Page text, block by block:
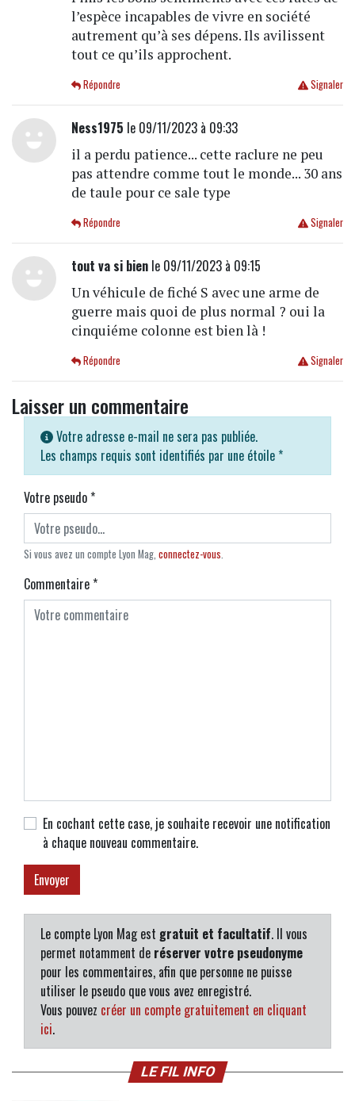
l’espèce incapables de vivre en société
autrement qu’à ses dépens. Ils avilissent
tout ce qu’ils approchent.
Signaler
Répondre
Ness1975 le 09/11/2023 à 09:33
il a perdu patience... cette raclure ne peu
pas attendre comme tout le monde... 30 ans
de taule pour ce sale type
Signaler
Répondre
tout va si bienle 09/11/2023 à 09:15
Un véhicule de fiché S avec une arme de
guerre mais quoi de plus normal ? oui la
cinquiéme colonne est bien là !
Signaler
Répondre
Laisser un commentaire
Votre adresse e-mail ne sera pas publiée.
Les champs requis sont identifiés par une étoile *
Votre pseudo*
Si vous avez un compte Lyon Mag, connectez-vous.
Commentaire*
En cochant cette case, je souhaite recevoir une notification
à chaque nouveau commentaire.
Le compte Lyon Mag est gratuit et facultatif. Il vous
permet notamment de réserver votre pseudonyme
pour les commentaires, afin que personne ne puisse
utiliser le pseudo que vous avez enregistré.
Vous pouvez créer un compte gratuitement en cliquant
ici.
LE FIL INFO